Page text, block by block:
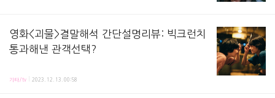
영화<괴물>결말해석 간단설명리뷰: 빅크런치
통과해낸 관객선택?
고레에다 히로카즈 감독의 영화 결말 해석 간단 설명리뷰 포스팅이에요 ! (주의 : 영화 관람하
기타/tv 2023. 12. 13. 00:58